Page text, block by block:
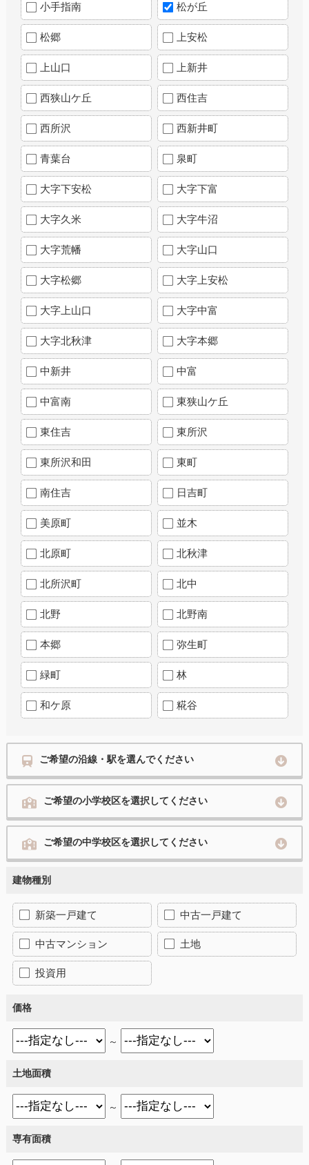
小手指南 松が丘
松郷 上安松
上山口 上新井
西狭山ケ丘 西住吉
西所沢 西新井町
青葉台 泉町
大字下安松 大字下富
大字久米 大字牛沼
大字荒幡 大字山口
大字松郷 大字上安松
大字上山口 大字中富
大字北秋津 大字本郷
中新井 中富
中富南 東狭山ケ丘
東住吉 東所沢
東所沢和田 東町
南住吉 日吉町
美原町 並木
北原町 北秋津
北所沢町 北中
北野 北野南
本郷 弥生町
緑町 林
和ケ原 糀谷
ご希望の沿線・駅を選んでください
ご希望の小学校区を選択してください
ご希望の中学校区を選択してください
建物種別
新築一戸建て 中古一戸建て
中古マンション 土地
投資用
価格
～
土地面積
～
専有面積